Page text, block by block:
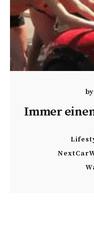
by
Immer